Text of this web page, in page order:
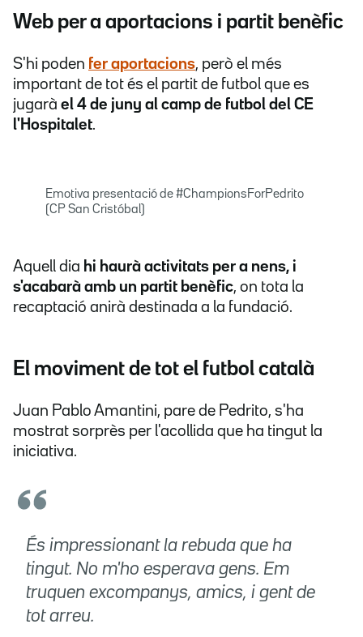
Web per a aportacions i partit benèfic
S'hi poden fer aportacions, però el més
important de tot és el partit de futbol que es
jugarà el 4 de juny al camp de futbol del CE
l'Hospitalet.
Emotiva presentació de #ChampionsForPedrito
(CP San Cristóbal)
Aquell dia hi haurà activitats per a nens, i
s'acabarà amb un partit benèfic, on tota la
recaptació anirà destinada a la fundació.
El moviment de tot el futbol català
Juan Pablo Amantini, pare de Pedrito, s'ha
mostrat sorprès per l'acollida que ha tingut la
iniciativa.
És impressionant la rebuda que ha
tingut. No m'ho esperava gens. Em
truquen excompanys, amics, i gent de
tot arreu.